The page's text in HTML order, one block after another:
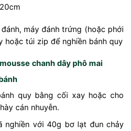
máy đánh trứng (hoặc phới
hoặc túi zip để nghiền bánh quy
chanh dây phô mai
quy bằng cối xay hoặc cho
cán nhuyễn.
nghiền với 40g bơ lạt đun chảy